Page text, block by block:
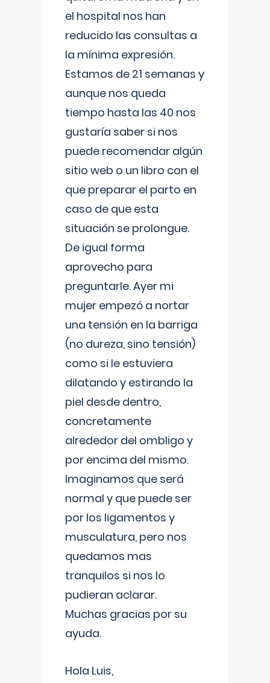
el hospital nos han
reducido las consultas a
la mínima expresión.
Estamos de 21 semanas y
aunque nos queda
tiempo hasta las 40 nos
gustaría saber si nos
puede recomendar algún
sitio web o un libro con el
que preparar el parto en
caso de que esta
situación se prolongue.
De igual forma
aprovecho para
preguntarle. Ayer mi
mujer empezó a nortar
una tensión en la barriga
(no dureza, sino tensión)
como si le estuviera
dilatando y estirando la
piel desde dentro,
concretamente
alrededor del ombligo y
por encima del mismo.
Imaginamos que será
normal y que puede ser
por los ligamentos y
musculatura, pero nos
quedamos mas
tranquilos si nos lo
pudieran aclarar.
Muchas gracias por su
ayuda.
Hola Luis,